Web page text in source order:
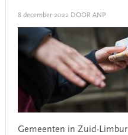
8 december 2022DOOR ANP
Gemeenten in Zuid-